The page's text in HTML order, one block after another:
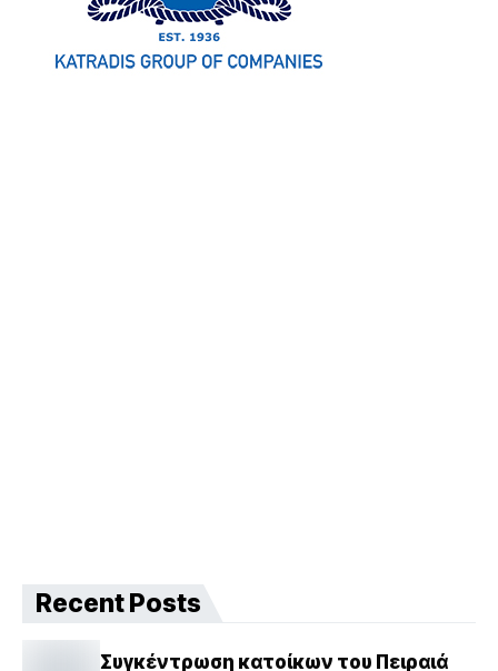
Recent Posts
Συγκέντρωση κατοίκων του Πειραιά